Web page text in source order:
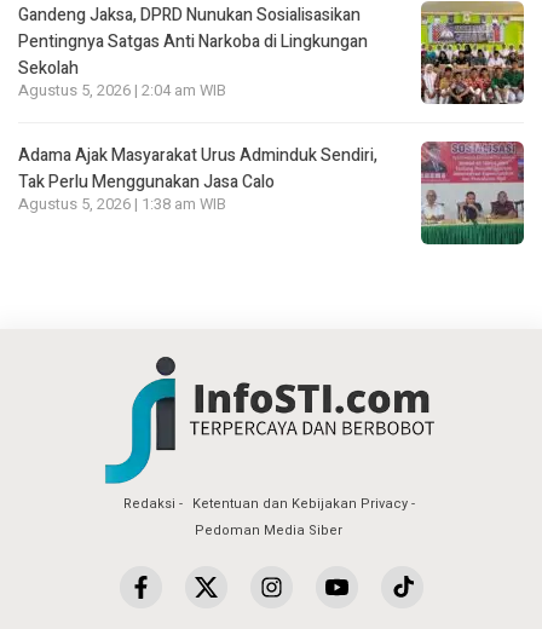
Gandeng Jaksa, DPRD Nunukan Sosialisasikan
Pentingnya Satgas Anti Narkoba di Lingkungan
Sekolah
Agustus 5, 2026 | 2:04 am WIB
Adama Ajak Masyarakat Urus Adminduk Sendiri,
Tak Perlu Menggunakan Jasa Calo
Agustus 5, 2026 | 1:38 am WIB
Redaksi
Ketentuan dan Kebijakan Privacy
Pedoman Media Siber